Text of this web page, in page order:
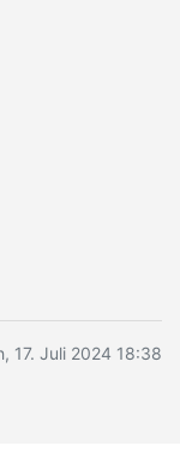
17. Juli 2024 18:38